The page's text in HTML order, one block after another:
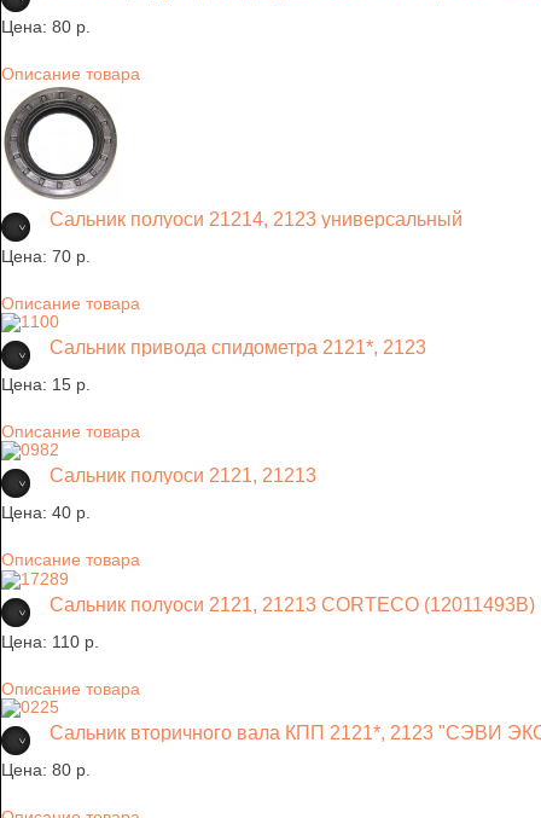
Цена: 80 p.
Описание товара
Сальник полуоси 21214, 2123 универсальный
Цена: 70 p.
Описание товара
Сальник привода спидометра 2121*, 2123
Цена: 15 p.
Описание товара
Сальник полуоси 2121, 21213
Цена: 40 p.
Описание товара
Сальник полуоси 2121, 21213 CORTECO (12011493В)
Цена: 110 p.
Описание товара
Сальник вторичного вала КПП 2121*, 2123 "СЭВИ
Цена: 80 p.